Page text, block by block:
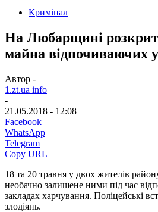
Кримінал
На Любарщині
майна відпочиваючих
Автор -
1.zt.ua info
-
21.05.2018 - 12:08
Facebook
WhatsApp
Telegram
Copy URL
18 та 20 травня у двох жителів
необачно залишене ними під час
закладах харчування. Поліцейські
злодіянь.